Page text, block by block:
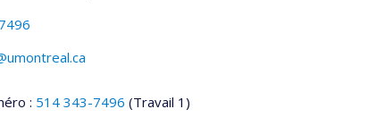
: 514 343-7496 (Travail 1)